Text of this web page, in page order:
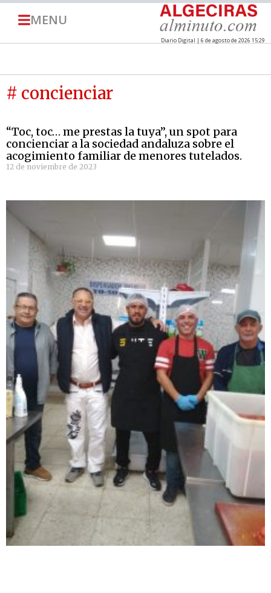
MENU
Diario Digital | 6 de agosto de 2026 15:29
# concienciar
“Toc, toc… me prestas la tuya”, un spot para
concienciar a la sociedad andaluza sobre el
acogimiento familiar de menores tutelados.
12 de noviembre de 2023